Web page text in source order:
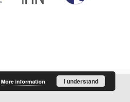
More information I understand